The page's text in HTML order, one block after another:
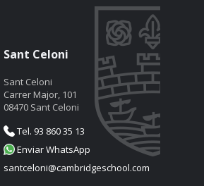
Sant Celoni
Sant Celoni
Carrer Major, 101
08470 Sant Celoni
Tel. 93 860 35 13
Enviar WhatsApp
santceloni@cambridgeschool.com